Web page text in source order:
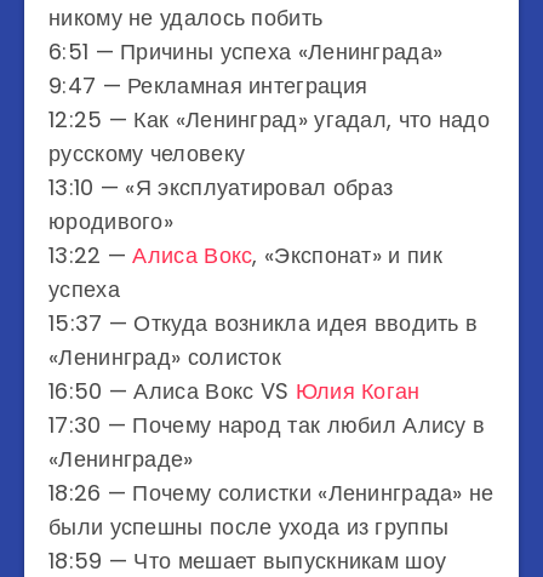
никому не удалось побить
6:51​ — Причины успеха «Ленинграда»
9:47​ — Рекламная интеграция
12:25​ — Как «Ленинград» угадал, что надо
русскому человеку
13:10​ — «Я эксплуатировал образ
юродивого»
13:22​ —Алиса Вокс, «Экспонат» и пик
успеха
15:37​ — Откуда возникла идея вводить в
«Ленинград» солисток
16:50​ — Алиса Вокс VS Юлия Коган
17:30​ — Почему народ так любил Алису в
«Ленинграде»
18:26​ — Почему солистки «Ленинграда» не
были успешны после ухода из группы
18:59​ — Что мешает выпускникам шоу